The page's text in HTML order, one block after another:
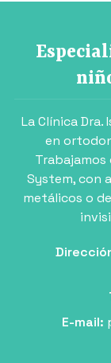
La Clínica
en
Trabajamos
System, con
metálicos o
E-mail: